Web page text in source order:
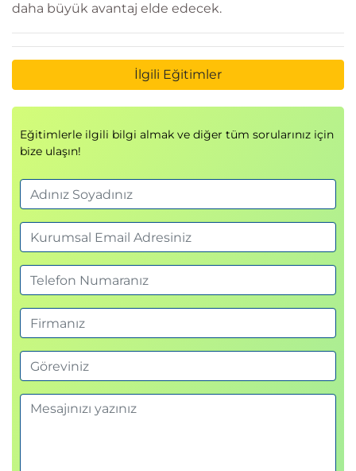
daha büyük avantaj elde edecek.
İlgili Eğitimler
Eğitimlerle ilgili bilgi almak ve diğer tüm sorularınız için
bize ulaşın!